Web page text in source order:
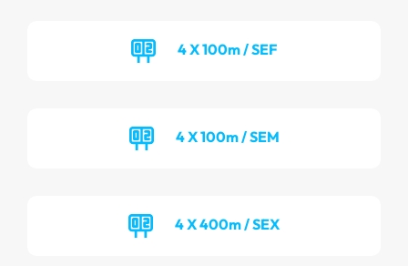
4 X 100m / SEF
4 X 100m / SEM
4 X 400m / SEX